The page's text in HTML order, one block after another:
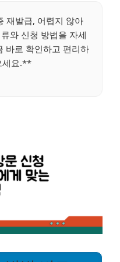
재발급, 어렵지 않아
와 신청 방법을 자세
로 확인하고 편리하
세요.**